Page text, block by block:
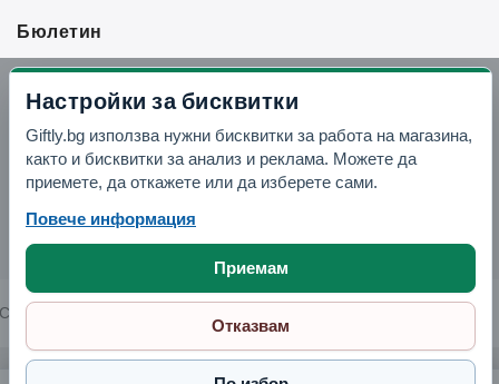
Бюлетин
Вземи -10% отстъпка в Telegram
Отвори Telegram
Copyright © 2026 GIFTLY.BG. All rights reserved.
Настройки за бисквитки
Giftly.bg използва нужни бисквитки за работа на магазина,
както и бисквитки за анализ и реклама. Можете да
приемете, да откажете или да изберете сами.
Повече информация
Приемам
Отказвам